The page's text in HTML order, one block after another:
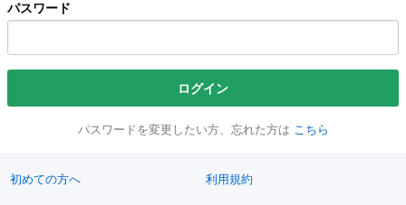
パスワード
ログイン
パスワードを変更したい方、忘れた方は こちら
初めての方へ 利用規約